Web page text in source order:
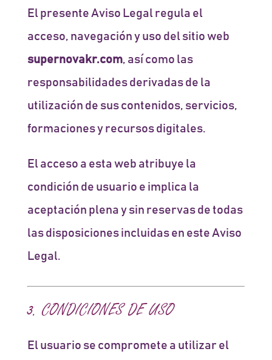
El presente Aviso Legal regula el
acceso, navegación y uso del sitio web
supernovakr.com, así como las
responsabilidades derivadas de la
utilización de sus contenidos, servicios,
formaciones y recursos digitales.
El acceso a esta web atribuye la
condición de usuario e implica la
aceptación plena y sin reservas de todas
las disposiciones incluidas en este Aviso
Legal.
3. CONDICIONES DE USO
El usuario se compromete a utilizar el